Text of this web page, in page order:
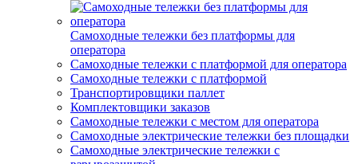
Самоходные тележки без платформы для
оператора
Самоходные тележки с платформой для оператора
Самоходные тележки с платформой
Транспортировщики паллет
Комплектовщики заказов
Самоходные тележки с местом для оператора
Самоходные электрические тележки без площадки
Самоходные электрические тележки с